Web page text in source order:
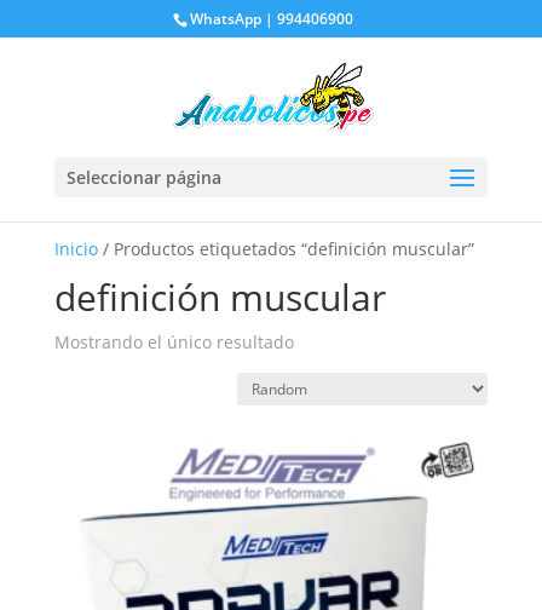
WhatsApp | 994406900
Seleccionar página
Inicio/ Productos etiquetados “definición muscular”
definición muscular
Mostrando el único resultado